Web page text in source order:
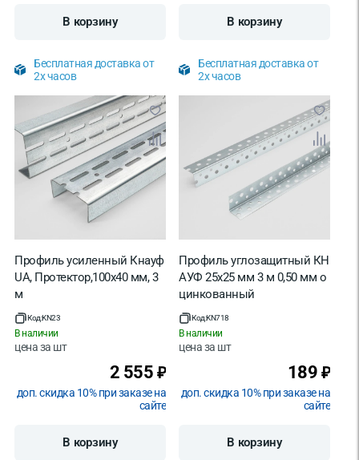
В корзину
Бесплатная доставка от
2х часов
В корзину
Бесплатная доставка от
2х часов
Профиль усиленный Кнауф
UA, Протектор,100х40 мм, 3
м
Код:KN23
В наличии
цена за шт
2 555 ₽
доп. скидка 10% при заказе на
сайте
В корзину
Профиль углозащитный КН
АУФ 25х25 мм 3 м 0,50 мм о
цинкованный
Код:KN718
В наличии
цена за шт
189 ₽
доп. скидка 10% при заказе на
сайте
В корзину